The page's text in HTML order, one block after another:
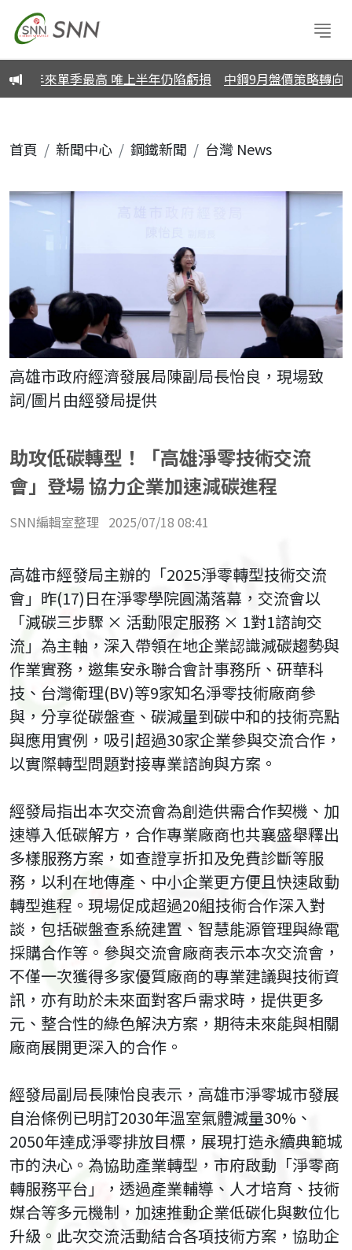
來單季最高 唯上半年仍陷虧損 中鋼9月盤價策略轉向「穩
首頁 新聞中心 鋼鐵新聞 台灣 News
高雄市政府經濟發展局陳副局長怡良，現場致
詞/圖片由經發局提供
助攻低碳轉型！「高雄淨零技術交流
會」登場 協力企業加速減碳進程
SNN編輯室整理 2025/07/18 08:41
高雄市經發局主辦的「2025淨零轉型技術交流
會」昨(17)日在淨零學院圓滿落幕，交流會以
「減碳三步驟 × 活動限定服務 × 1對1諮詢交
流」為主軸，深入帶領在地企業認識減碳趨勢與
作業實務，邀集安永聯合會計事務所、研華科
技、台灣衛理(BV)等9家知名淨零技術廠商參
與，分享從碳盤查、碳減量到碳中和的技術亮點
與應用實例，吸引超過30家企業參與交流合作，
以實際轉型問題對接專業諮詢與方案。
經發局指出本次交流會為創造供需合作契機、加
速導入低碳解方，合作專業廠商也共襄盛舉釋出
多樣服務方案，如查證享折扣及免費診斷等服
務，以利在地傳產、中小企業更方便且快速啟動
轉型進程。現場促成超過20組技術合作深入對
談，包括碳盤查系統建置、智慧能源管理與綠電
採購合作等。參與交流會廠商表示本次交流會，
不僅一次獲得多家優質廠商的專業建議與技術資
訊，亦有助於未來面對客戶需求時，提供更多
元、整合性的綠色解決方案，期待未來能與相關
廠商展開更深入的合作。
經發局副局長陳怡良表示，高雄市淨零城市發展
自治條例已明訂2030年溫室氣體減量30%、
2050年達成淨零排放目標，展現打造永續典範城
市的決心。為協助產業轉型，市府啟動「淨零商
轉服務平台」，透過產業輔導、人才培育、技術
媒合等多元機制，加速推動企業低碳化與數位化
升級。此次交流活動結合各項技術方案，協助企